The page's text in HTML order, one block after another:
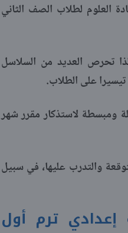
العلوم لطلاب الصف الثاني
تحرص العديد من السلاسل
على الطلاب.
ومبسطة لاستذكار مقرر شهر
والتدرب عليها، في سبيل
إعدادي ترم أول